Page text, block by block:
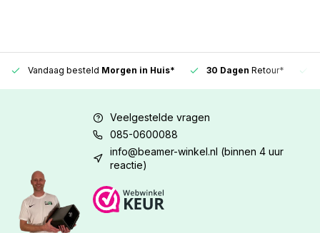
Vandaag besteld Morgen in Huis* 30 Dagen Retour*
Veelgestelde vragen
085-0600088
info@beamer-winkel.nl (binnen 4 uur
reactie)